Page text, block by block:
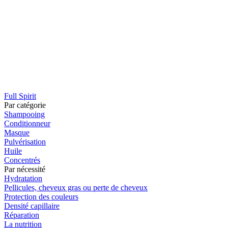
Full Spirit
Par catégorie
Shampooing
Conditionneur
Masque
Pulvérisation
Huile
Concentrés
Par nécessité
Hydratation
Pellicules, cheveux gras ou perte de cheveux
Protection des couleurs
Densité capillaire
Réparation
La nutrition